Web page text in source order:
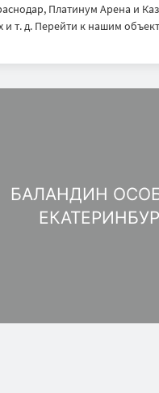
Платинум Арена и
и т. д. Перейти к нашим
БАЛАНДИН